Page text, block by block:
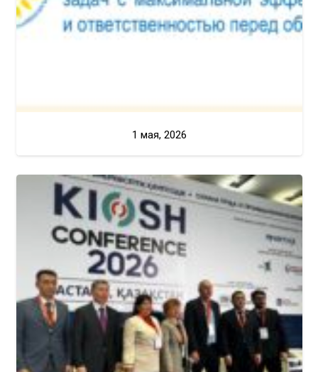
1 мая, 2026